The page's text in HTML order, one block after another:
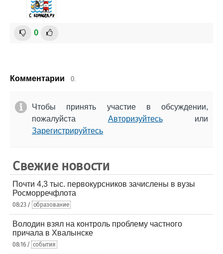
0
Комментарии 0.
Чтобы принять участие в обсуждении,
пожалуйста Авторизуйтесьили
Зарегистрируйтесь
Свежие новости
Почти 4,3 тыс. первокурсников зачислены в вузы
Росморречфлота
08:23 / образование
Володин взял на контроль проблему частного
причала в Хвалынске
08:16 / события